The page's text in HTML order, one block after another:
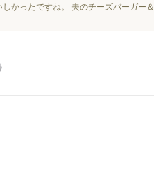
かったですね。 夫のチーズバーガー＆